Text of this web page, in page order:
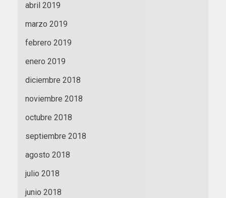
abril 2019
marzo 2019
febrero 2019
enero 2019
diciembre 2018
noviembre 2018
octubre 2018
septiembre 2018
agosto 2018
julio 2018
junio 2018